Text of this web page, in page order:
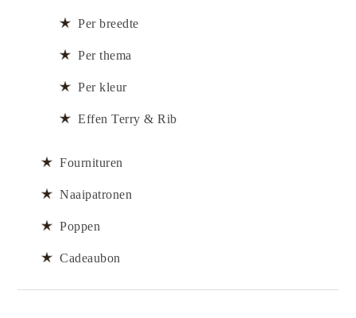
Per breedte
Per thema
Per kleur
Effen Terry & Rib
Fournituren
Naaipatronen
Poppen
Cadeaubon